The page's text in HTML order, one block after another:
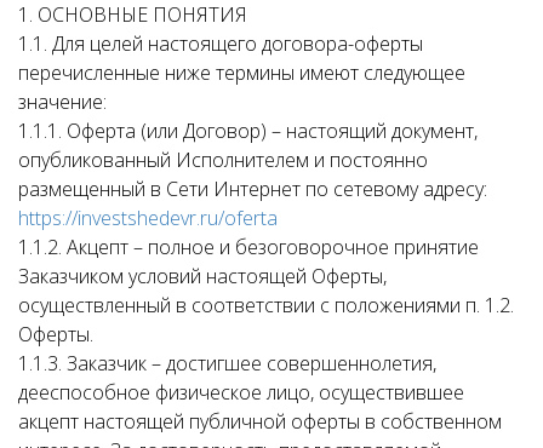
1. ОСНОВНЫЕ ПОНЯТИЯ
1.1. Для целей настоящего договора-оферты
перечисленные ниже термины имеют следующее
значение:
1.1.1. Оферта (или Договор) – настоящий документ,
опубликованный Исполнителем и постоянно
размещенный в Сети Интернет по сетевому адресу:
https://investshedevr.ru/oferta
1.1.2. Акцепт – полное и безоговорочное принятие
Заказчиком условий настоящей Оферты,
осуществленный в соответствии с положениями п. 1.2.
Оферты.
1.1.3. Заказчик – достигшее совершеннолетия,
дееспособное физическое лицо, осуществившее
акцепт настоящей публичной оферты в собственном